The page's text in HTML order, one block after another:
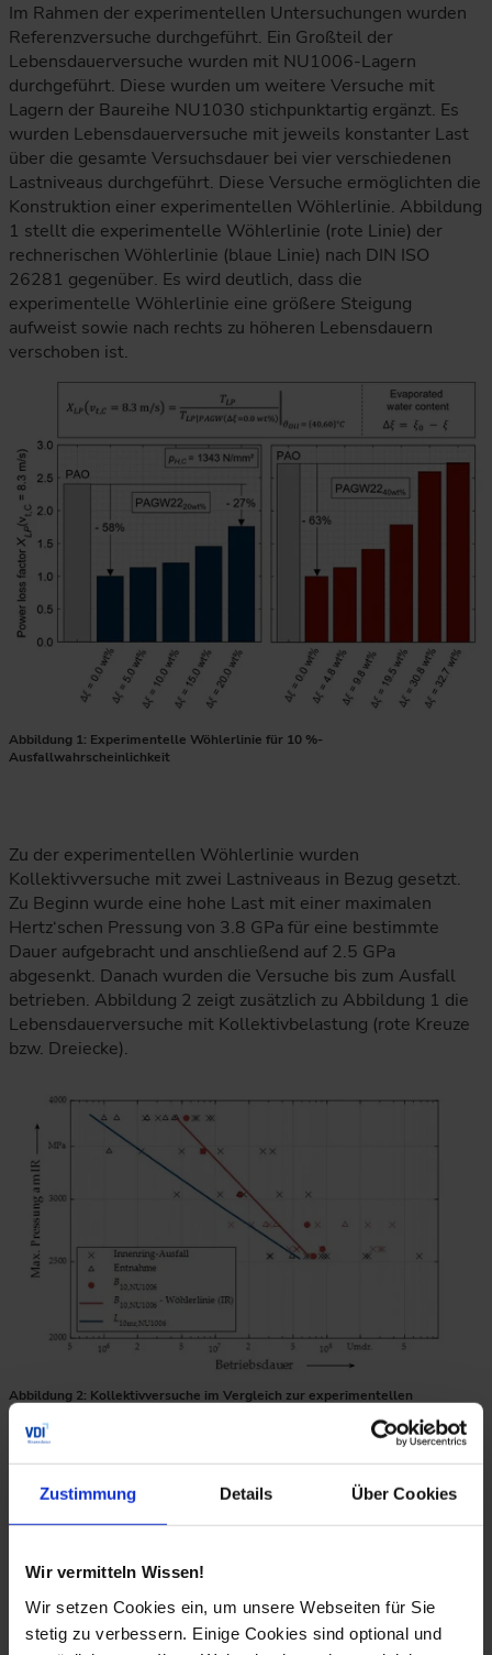
Zustimmung Details Über Cookies
Wir vermitteln Wissen!
Wir setzen Cookies ein, um unsere Webseiten für Sie
stetig zu verbessern. Einige Cookies sind optional und
Abbildung 1: Experimentelle Wöhlerlinie für 10 %-
Ausfallwahrscheinlichkeit
Im Rahmen der experimentellen Untersuchungen wurden
Referenzversuche durchgeführt. Ein Großteil der
Lebensdauerversuche wurden mit NU1006-Lagern
durchgeführt. Diese wurden um weitere Versuche mit
Lagern der Baureihe NU1030 stichpunktartig ergänzt. Es
wurden Lebensdauerversuche mit jeweils konstanter Last
über die gesamte Versuchsdauer bei vier verschiedenen
Lastniveaus durchgeführt. Diese Versuche ermöglichten die
Konstruktion einer experimentellen Wöhlerlinie. Abbildung
1 stellt die experimentelle Wöhlerlinie (rote Linie) der
rechnerischen Wöhlerlinie (blaue Linie) nach DIN ISO
26281 gegenüber. Es wird deutlich, dass die
experimentelle Wöhlerlinie eine größere Steigung
aufweist sowie nach rechts zu höheren Lebensdauern
verschoben ist.
Abbildung 2: Kollektivversuche im Vergleich zur experimentellen
Wöhlerlinie
Zu der experimentellen Wöhlerlinie wurden
Kollektivversuche mit zwei Lastniveaus in Bezug gesetzt.
Zu Beginn wurde eine hohe Last mit einer maximalen
Hertz‘schen Pressung von 3.8 GPa für eine bestimmte
Dauer aufgebracht und anschließend auf 2.5 GPa
abgesenkt. Danach wurden die Versuche bis zum Ausfall
betrieben. Abbildung 2 zeigt zusätzlich zu Abbildung 1 die
Lebensdauerversuche mit Kollektivbelastung (rote Kreuze
bzw. Dreiecke).
Die Lebensdauern der Kollektivversuche mit 10%
die zu Beginn aufgebrachte hohe Last das Material nicht
über ein kritisches Maß geschädigt hat, sondern zu einer
Erhöhung der Laufzeit geführt hat. Die in dieser Phase